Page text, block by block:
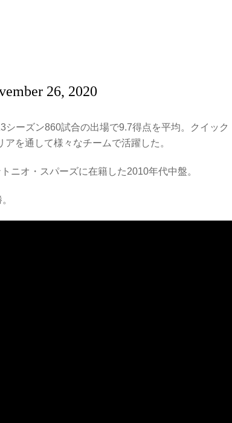
26, 2020
ーズン860試合の出場で9.7得点を平均。クイック
を通して様々なチームで活躍した。
ニオ・スパーズに在籍した2010年代中盤。